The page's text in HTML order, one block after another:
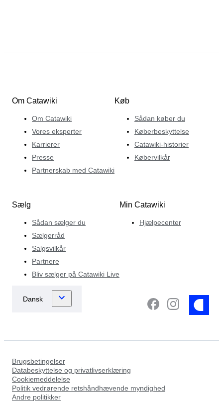
Om Catawiki
Om Catawiki
Vores eksperter
Karrierer
Presse
Partnerskab med Catawiki
Køb
Sådan køber du
Køberbeskyttelse
Catawiki-historier
Købervilkår
Sælg
Sådan sælger du
Sælgerråd
Salgsvilkår
Partnere
Bliv sælger på Catawiki Live
Min Catawiki
Hjælpecenter
Brugsbetingelser
Databeskyttelse og privatlivserklæring
Cookiemeddelelse
Politik vedrørende retshåndhævende myndighed
Andre politikker